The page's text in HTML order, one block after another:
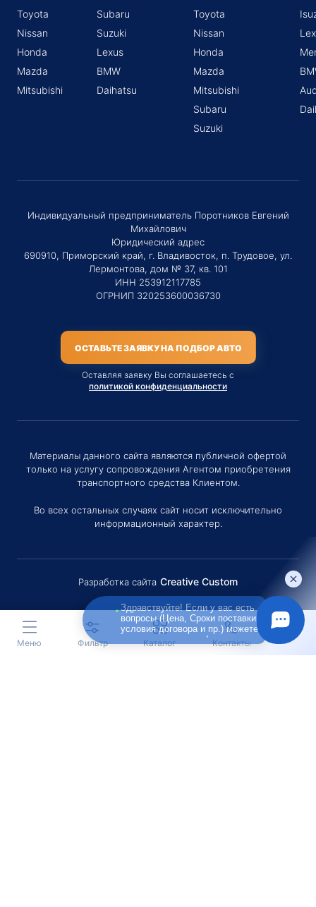
Toyota
Nissan
Honda
Mazda
Mitsubishi
Subaru
Suzuki
Lexus
BMW
Daihatsu
Toyota
Nissan
Honda
Mazda
Mitsubishi
Subaru
Suzuki
Индивидуальный предприниматель Поротников Евгений
Михайлович
Юридический адрес
690910, Приморский край, г. Владивосток, п. Трудовое, ул.
Лермонтова, дом № 37, кв. 101
ИНН 253912117785
ОГРНИП 320253600036730
ОСТАВЬТЕ ЗАЯВКУ НА ПОДБОР АВТО
Оставляя заявку Вы соглашаетесь с
политикой конфиденциальности
Материалы данного сайта являются публичной офертой
только на услугу сопровождения Агентом приобретения
транспортного средства Клиентом.
Во всех остальных случаях сайт носит исключительно
информационный характер.
Разработка сайта Creative Custom
Меню Фильтр Каталог Контакты
Здравствуйте! Если у вас есть
вопросы (Цена, Сроки поставки,
условия договора и пр.) можете
задать их мне в чат!